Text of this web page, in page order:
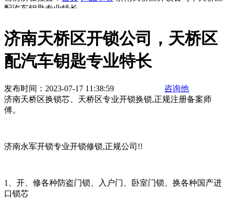
配汽车钥匙专业特长
济南天桥区开锁公司，天桥区
配汽车钥匙专业特长
发布时间：2023-07-17 11:38:59
咨询他
济南天桥区换锁芯、天桥区专业开锁换锁,正规注册备案师
傅。
济南永军开锁专业开锁修锁,正规公司!!
1、开、修各种防盗门锁、入户门、卧室门锁、换各种国产进
口锁芯